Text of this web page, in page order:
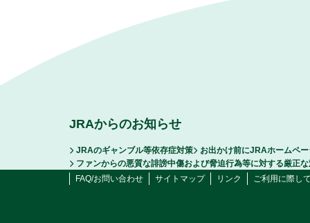
JRAからのお知らせ
JRAのギャンブル等依存症対策
お出かけ前にJRAホームペ
ファンからの悪質な誹謗中傷および脅迫行為等に対する厳正
FAQ/お問い合わせ
サイトマップ リンク ご利用に際し